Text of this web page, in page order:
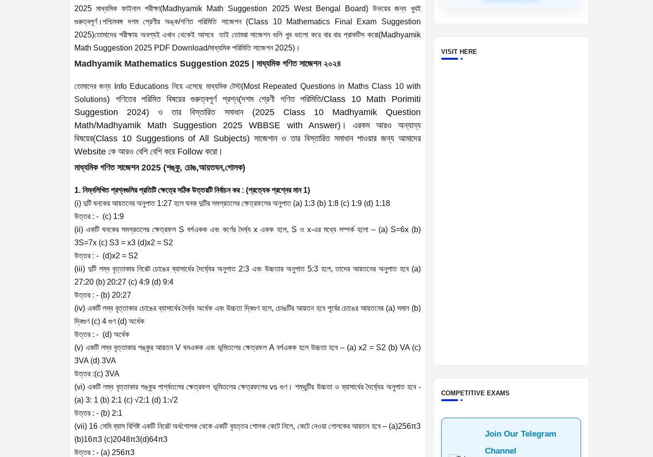
2025 মাধ্যমিক ফাইনাল পরীক্ষা(Madhyamik Math Suggestion 2025 West Bengal Board) উভয়ের জন্য খুবই
গুরুত্বপূর্ণ।পশ্চিমবঙ্গ দশম শ্রেণীর অঙ্ক/গণিত পরিমিতি সাজেশন (Class 10 Mathematics Final Exam Suggestion
2025)তোমাদের পরীক্ষায় অবশ্যই এখান থেকেই আসবে তাই তোমরা সাজেশন গুলি খুব ভালো করে বার বার প্রাকটিস করো(Madhyamik
Math Suggestion 2025 PDF Download/মাধ্যমিক পরিমিতি সাজেশন 2025)।
Madhyamik Mathematics Suggestion 2025 | মাধ্যমিক গণিত সাজেশন ২০২৪
তোমাদের জন্য Info Educations নিয়ে এসেছে মাধ্যমিক টেস্ট(Most Repeated Questions in Maths Class 10 with
Solutions) গণিতের পরিমিত বিষয়ের গুরুত্বপূর্ণ প্রশ্ন(দশম শ্রেণী গণিত পরিমিতি/Class 10 Math Porimiti
Suggestion 2024) ও তার বিস্তারিত সমাধান (2025 Class 10 Madhyamik Question
Math/Madhyamik Math Suggestion 2025 WBBSE with Answer)। এরকম আরও অন্যান্য
বিষয়ের(Class 10 Suggestions of All Subjects) সাজেশান ও তার বিস্তারিত সমাধান পাওয়ার জন্য আমাদের
Website কে আরও বেশি বেশি করে Follow করো।
মাধ্যমিক গণিত সাজেশন 2025 (শঙ্কু, চোঙ,আয়তঘন,গোলক)
1. নিম্নলিখিত প্রশ্নগুলির প্রতিটি ক্ষেত্রে সঠিক উত্তরটি নির্বাচন কর : (প্রত্যেক প্রশ্নের মান 1)
(i) দুটি ঘনকের আয়তনের অনুপাত 1:27 হলে ঘনক দুটির সমগ্রতলের ক্ষেত্রফলের অনুপাত (a) 1:3 (b) 1:8 (c) 1:9 (d) 1:18
উত্তর : - (c) 1:9
(ii) একটি ঘনকের সমগ্রতলের ক্ষেত্রফল S বর্গএকক এবং কর্ণের দৈর্ঘ্য x একক হলে, S ও x-এর মধ্যে সম্পর্ক হলো – (a) S=6x (b)
3S=7x (c) S3 = x3 (d)x2 = S2
উত্তর : - (d)x2 = S2
(iii) দুটি লম্ব বৃত্তাকার নিরেট চোঙের ব্যাসার্ধের দৈর্ঘ্যের অনুপাত 2:3 এবং উচ্চতার অনুপাত 5:3 হলে, তাদের আয়তনের অনুপাত হবে (a)
27:20 (b) 20:27 (c) 4:9 (d) 9:4
উত্তর : - (b) 20:27
(iv) একটি লম্ব বৃত্তাকার চোঙের ব্যাসার্ধের দৈর্ঘ্য অর্ধেক এবং উচ্চতা দ্বিগুণ হলে, চোঙটির আয়তন হবে পূর্বের চোঙের আয়তনের (a) সমান (b)
দ্বিগুণ (c) 4 গুণ (d) অর্ধেক
উত্তর : - (d) অর্ধেক
(v) একটি লম্ব বৃত্তাকার শঙ্কুর আয়তন V ঘনএকক এবং ভূমিতলের ক্ষেত্রফল A বর্গএকক হলে উচ্চতা হবে – (a) x2 = S2 (b) VA(c)
3VA(d) 3VA
উত্তর :(c) 3VA
(vi) একটি লম্ব বৃত্তাকার শঙ্কুর পার্শ্বতলের ক্ষেত্রফল ভূমিতলের ক্ষেত্রফলের vs গুণ। শম্ভুটির উচ্চতা ও ব্যাসার্ধের দৈর্ঘ্যের অনুপাত হবে -
(a) 3: 1 (b) 2:1 (c) √2:1 (d) 1:√2
উত্তর : - (b) 2:1
(vii) 16 সেমি ব্যাস বিশিষ্ট একটি নিরেট অর্ধগোলক থেকে একটি বৃহত্তর গোলক কেটে নিলে, কেটে নেওয়া গোলকের আয়তন হবে – (a)256π3
(b)16π3 (c)2048π3(d)64π3
উত্তর : - (a) 256π3
VISIT HERE
COMPETITIVE EXAMS
Join Our Telegram
Channel